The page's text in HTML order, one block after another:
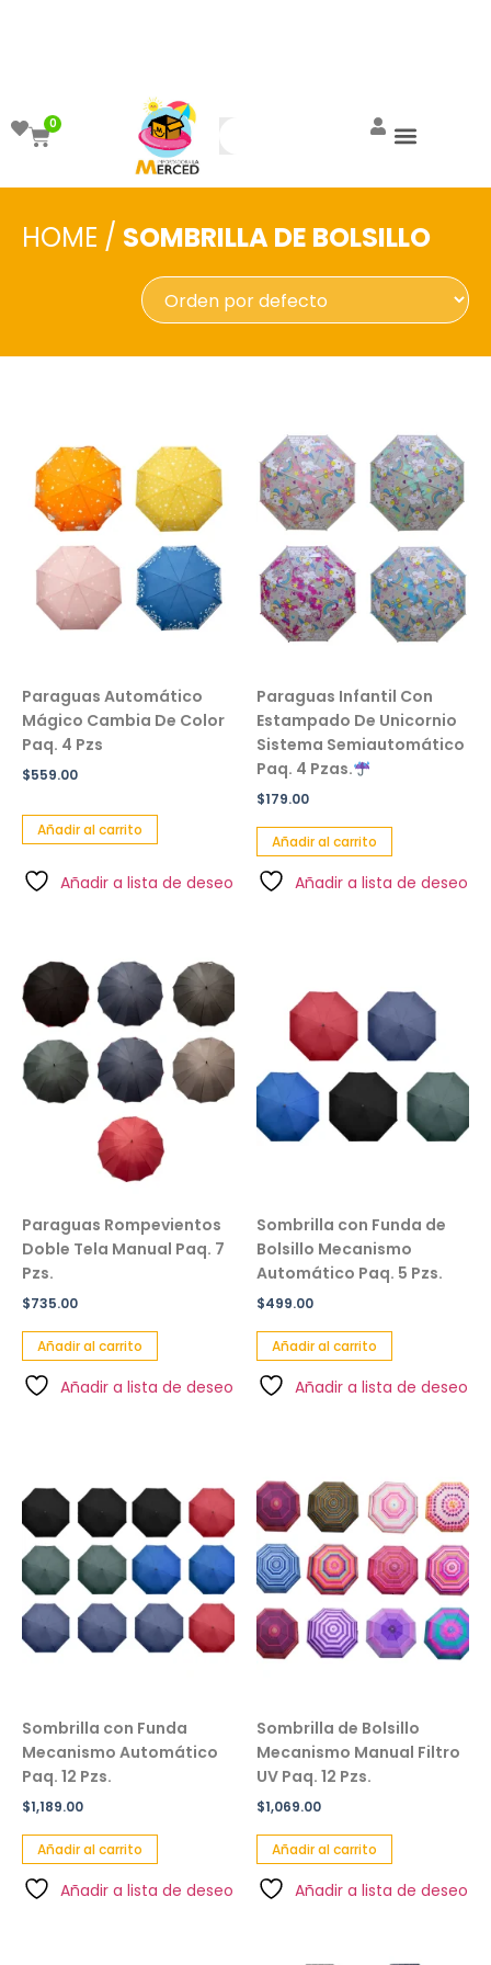
0
HOME / SOMBRILLA DE BOLSILLO
Paraguas Automático
Mágico Cambia De Color
Paq. 4 Pzs
$559.00
Añadir al carrito
Añadir a lista de deseo
Paraguas Infantil Con
Estampado De Unicornio
Sistema Semiautomático
Paq. 4 Pzas.
$179.00
Añadir al carrito
Añadir a lista de deseo
Paraguas Rompevientos
Doble Tela Manual Paq. 7
Pzs.
$735.00
Añadir al carrito
Añadir a lista de deseo
Sombrilla con Funda de
Bolsillo Mecanismo
Automático Paq. 5 Pzs.
$499.00
Añadir al carrito
Añadir a lista de deseo
Sombrilla con Funda
Mecanismo Automático
Paq. 12 Pzs.
$1,189.00
Añadir al carrito
Añadir a lista de deseo
Sombrilla de Bolsillo
Mecanismo Manual Filtro
UV Paq. 12 Pzs.
$1,069.00
Añadir al carrito
Añadir a lista de deseo